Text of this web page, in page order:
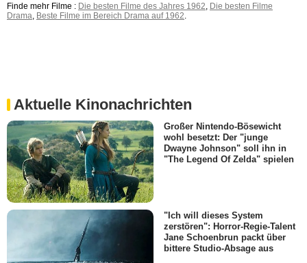
Finde mehr Filme : Die besten Filme des Jahres 1962 Die besten Filme
Drama Beste Filme im Bereich Drama auf 1962
Aktuelle Kinonachrichten
Großer Nintendo-Bösewicht
wohl besetzt: Der "junge
Dwayne Johnson" soll ihn in
"The Legend Of Zelda" spielen
"Ich will dieses System
zerstören": Horror-Regie-Talent
Jane Schoenbrun packt über
bittere Studio-Absage aus